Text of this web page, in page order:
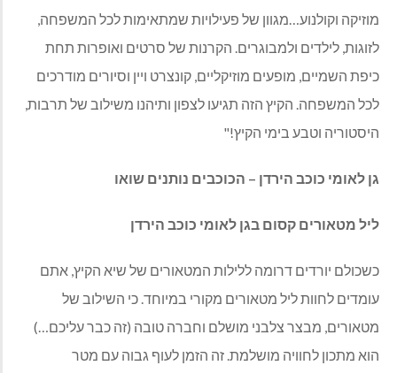
מוזיקה וקולנוע…מגוון של פעילויות שמתאימות לכל המשפחה,
לזוגות, לילדים ולמבוגרים. הקרנות של סרטים ואופרות תחת
כיפת השמיים, מופעים מוזיקליים, קונצרט ויין וסיורים מודרכים
לכל המשפחה. הקיץ הזה תגיעו לצפון ותיהנו משילוב של תרבות,
היסטוריה וטבע בימי הקיץ!"
גן לאומי כוכב הירדן – הכוכבים נותנים שואו
ליל מטאורים קסום בגן לאומי כוכב הירדן
כשכולם יורדים דרומה ללילות המטאורים של שיא הקיץ, אתם
עומדים לחוות ליל מטאורים מקורי במיוחד. כי השילוב של
מטאורים, מבצר צלבני מושלם וחברה טובה (זה כבר עליכם…)
הוא מתכון לחוויה מושלמת. זה הזמן לעוף גבוה עם מטר